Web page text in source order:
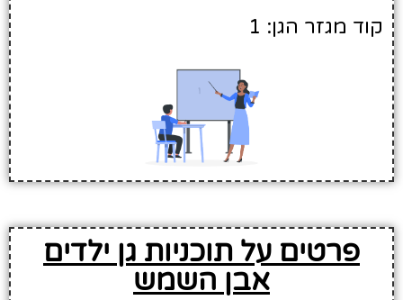
קוד מגזר הגן: 1
פרטים על תוכניות גן ילדים
אבן השמש